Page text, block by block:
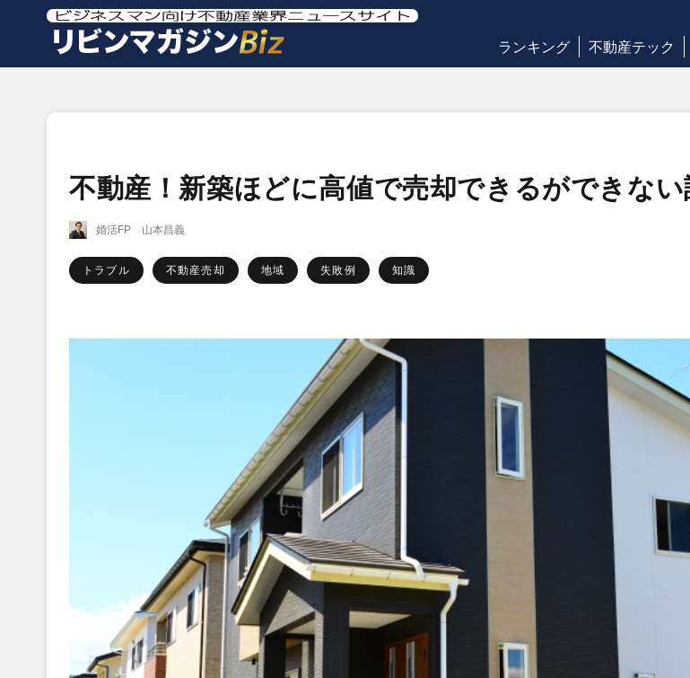
ランキング 不動産テック
不動産！新築ほどに高値で売却できるができない
婚活FP 山本昌義
トラブル 不動産売却 地域 失敗例 知識